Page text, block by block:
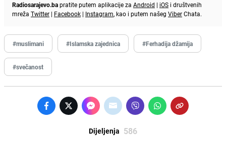
Radiosarajevo.bapratite putem aplikacije za Android | iOS i društvenih
mreža Twitter | Facebook | Instagram, kao i putem našeg ViberChata.
#muslimani #Islamska zajednica #Ferhadija džamija
#svečanost
Dijeljenja 586